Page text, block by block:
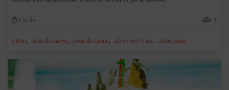
Facile 1
citron, sirop de canne, sirop de canne, citron vert frais, citron jaune